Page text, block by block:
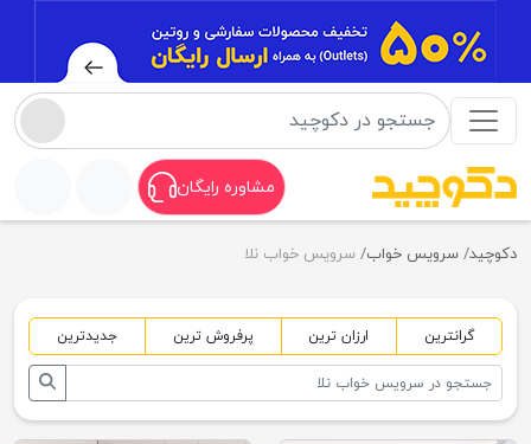
مشاوره رایگان
دکوچید سرویس خواب سرویس خواب نلا
گرانترین ارزان ترین پرفروش ترین جدیدترین